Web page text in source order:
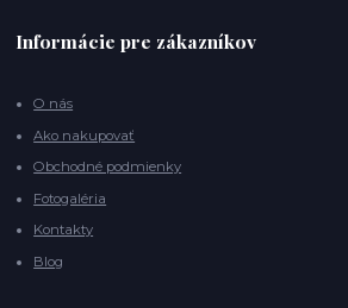
Informácie pre zákazníkov
O nás
Ako nakupovať
Obchodné podmienky
Fotogaléria
Kontakty
Blog